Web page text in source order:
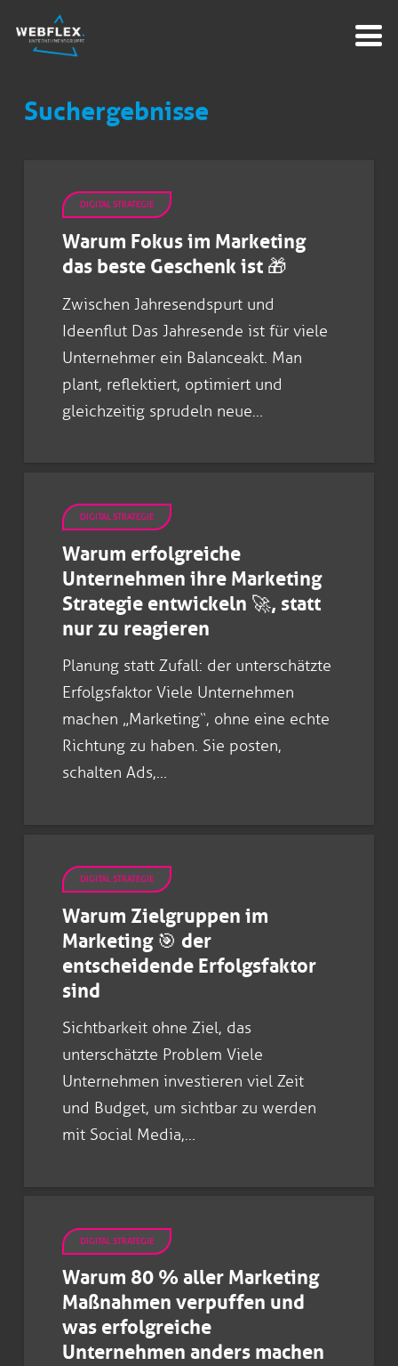
Suchergebnisse
DIGITAL STRATEGIE
Warum Fokus im Marketing
das beste Geschenk ist 🎁
Zwischen Jahresendspurt und
Ideenflut Das Jahresende ist für viele
Unternehmer ein Balanceakt. Man
plant, reflektiert, optimiert und
gleichzeitig sprudeln neue…
DIGITAL STRATEGIE
Warum erfolgreiche
Unternehmen ihre Marketing
Strategie entwickeln 🚀, statt
nur zu reagieren
Planung statt Zufall: der unterschätzte
Erfolgsfaktor Viele Unternehmen
machen „Marketing“, ohne eine echte
Richtung zu haben. Sie posten,
schalten Ads,…
DIGITAL STRATEGIE
Warum Zielgruppen im
Marketing 🎯 der
entscheidende Erfolgsfaktor
sind
Sichtbarkeit ohne Ziel, das
unterschätzte Problem Viele
Unternehmen investieren viel Zeit
und Budget, um sichtbar zu werden
mit Social Media,…
DIGITAL STRATEGIE
Warum 80 % aller Marketing
Maßnahmen verpuffen und
was erfolgreiche
Unternehmen anders machen